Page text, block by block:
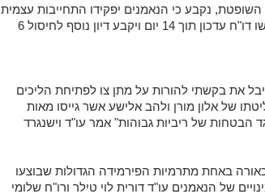
נקבע כי הנאמנים יפקידו התחייבות עצמית
בסך 100,000 ₪ כל אחד, יגישו דו"ח עדכון תוך 14 יום ויקבע דיון נוסף לחיסול 6
את בקשתי להורות על מתן צו לפתיחת הליכים
של אלון מורן ולהב אלישע אשר גייסו מאות
הבטחות של ריביות גבוהות" אמר עו"ד וישנגרד
באחת מתרמיות הפירמידה הגדולות שבוצעו
של הנאמנים עו"ד דורית לוי טילר ורו"ח שלומי